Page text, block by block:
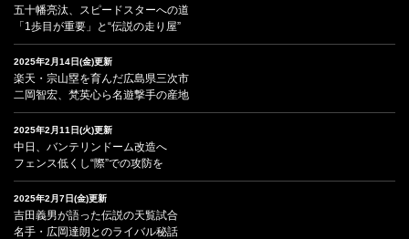
五十幡亮汰、スピードスターへの道
「1歩目が重要」と“伝説の走り屋”
2025年2月14日(金)更新
楽天・宗山塁を育んだ広島県三次市
二岡智宏、梵英心ら名遊撃手の産地
2025年2月11日(火)更新
中日、バンテリンドーム改造へ
フェンス低くし“際”での攻防を
2025年2月7日(金)更新
吉田義男が語った伝説の天覧試合
名手・広岡達朗とのライバル秘話